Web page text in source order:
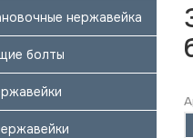
нержавейка
болты